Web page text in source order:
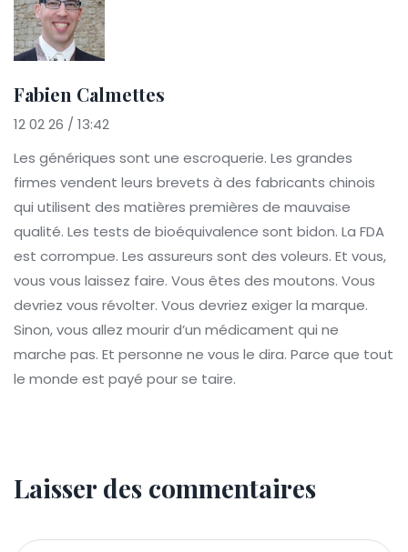
Fabien Calmettes
12 02 26 / 13:42
Les génériques sont une escroquerie. Les grandes
firmes vendent leurs brevets à des fabricants chinois
qui utilisent des matières premières de mauvaise
qualité. Les tests de bioéquivalence sont bidon. La FDA
est corrompue. Les assureurs sont des voleurs. Et vous,
vous vous laissez faire. Vous êtes des moutons. Vous
devriez vous révolter. Vous devriez exiger la marque.
Sinon, vous allez mourir d’un médicament qui ne
marche pas. Et personne ne vous le dira. Parce que tout
le monde est payé pour se taire.
Laisser des commentaires